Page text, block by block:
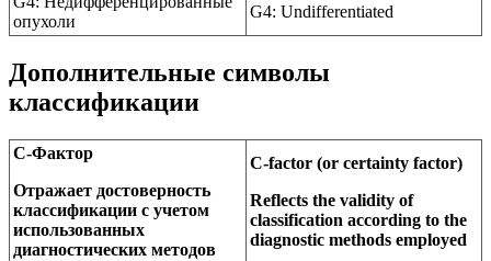
опухоли
G4: Undifferentiated
Дополнительные символы
классификации
С-Фактор
Отражает достоверность
классификации с учетом
использованных
диагностических методов
C-factor (or certainty factor)
Reflects the validity of
classification according to the
diagnostic methods employed